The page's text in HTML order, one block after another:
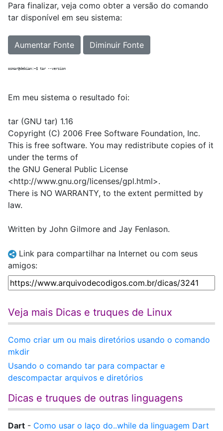
Para finalizar, veja como obter a versão do comando
tar disponível em seu sistema:
Aumentar Fonte Diminuir Fonte
Em meu sistema o resultado foi:
tar (GNU tar) 1.16
Copyright (C) 2006 Free Software Foundation, Inc.
This is free software. You may redistribute copies of it
under the terms of
the GNU General Public License
<http://www.gnu.org/licenses/gpl.html>.
There is NO WARRANTY, to the extent permitted by
law.
Written by John Gilmore and Jay Fenlason.
Link para compartilhar na Internet ou com seus
amigos:
Veja mais Dicas e truques de Linux
Como criar um ou mais diretórios usando o comando
mkdir
Usando o comando tar para compactar e
descompactar arquivos e diretórios
Dicas e truques de outras linguagens
Dart - Como usar o laço do..while da linguagem Dart